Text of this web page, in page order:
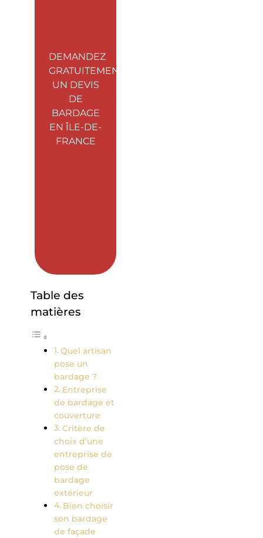
DEMANDEZ
GRATUITEMENT
UN DEVIS
DE
BARDAGE
EN ÎLE-DE-
FRANCE
Table des
matières
Quel artisan
pose un
bardage ?
Entreprise
de bardage et
couverture
Critère de
choix d’une
entreprise de
pose de
bardage
extérieur
Bien choisir
son bardage
de façade